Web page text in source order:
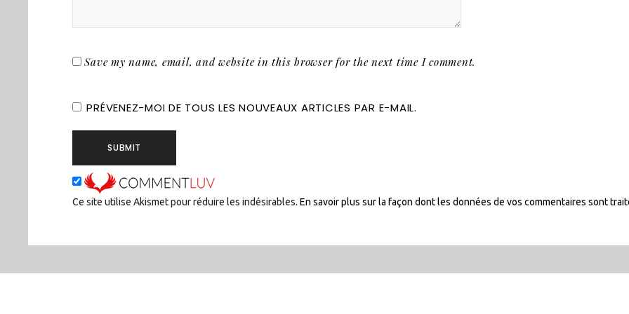
Save my name, email, and website in this browser for the next time I comment.
PRÉVENEZ-MOI DE TOUS LES NOUVEAUX ARTICLES PAR E-MAIL.
Ce site utilise Akismet pour réduire les indésirables.En savoir plus sur la façon dont les données de vos commentaires sont